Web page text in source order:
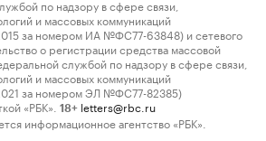
по надзору в сфере связи,
и массовых коммуникаций
за номером ИА №ФС77-63848) и сетевого
о регистрации средства массовой
службой по надзору в сфере связи,
и массовых коммуникаций
за номером ЭЛ №ФС77-82385)
«РБК».
18+ letters@rbc.ru
информационное агентство «РБК».